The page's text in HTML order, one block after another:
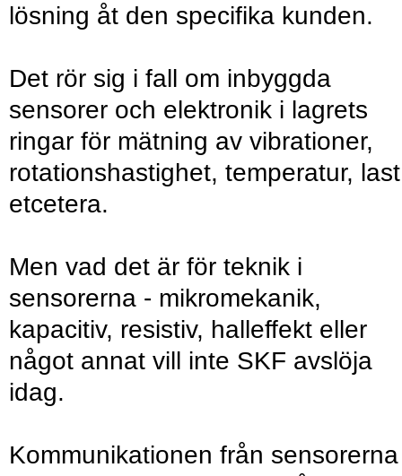
lösning åt den specifika kunden.
Det rör sig i fall om inbyggda
sensorer och elektronik i lagrets
ringar för mätning av vibrationer,
rotationshastighet, temperatur, last
etcetera.
Men vad det är för teknik i
sensorerna - mikromekanik,
kapacitiv, resistiv, halleffekt eller
något annat vill inte SKF avslöja
idag.
Kommunikationen från